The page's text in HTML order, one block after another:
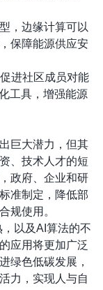
，边缘计算可以
保障能源供应安
进社区成员对能
工具，增强能源
巨大潜力，但其
、技术人才的短
政府、企业和研
准制定，降低部
规使用。
以及AI算法的不
应用将更加广泛
绿色低碳发展，
力，实现人与自